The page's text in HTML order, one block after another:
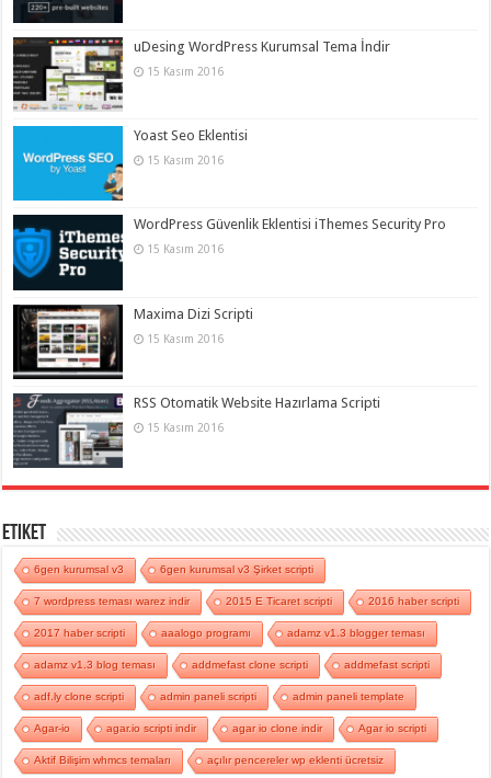
uDesing WordPress Kurumsal Tema İndir
15 Kasım 2016
Yoast Seo Eklentisi
15 Kasım 2016
WordPress Güvenlik Eklentisi iThemes Security Pro
15 Kasım 2016
Maxima Dizi Scripti
15 Kasım 2016
RSS Otomatik Website Hazırlama Scripti
15 Kasım 2016
Etiket
6gen kurumsal v3 6gen kurumsal v3 Şirket scripti
7 wordpress teması warez indir 2015 E Ticaret scripti 2016 haber scripti
2017 haber scripti aaalogo programı adamz v1.3 blogger teması
adamz v1.3 blog teması addmefast clone scripti addmefast scripti
adf.ly clone scripti admin paneli scripti admin paneli template
Agar-io agar.io scripti indir agar io clone indir Agar io scripti
Aktif Bilişim whmcs temaları açılır pencereler wp eklenti ücretsiz